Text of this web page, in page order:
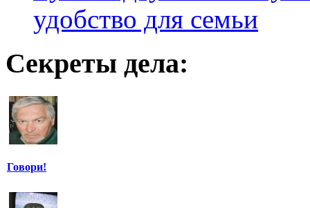
удобство для семьи
Секреты дела:
Говори!